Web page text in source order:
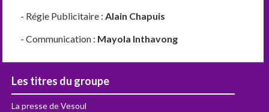
- Régie Publicitaire :Alain Chapuis
- Communication : Mayola Inthavong
Les titres du groupe
La presse de Vesoul